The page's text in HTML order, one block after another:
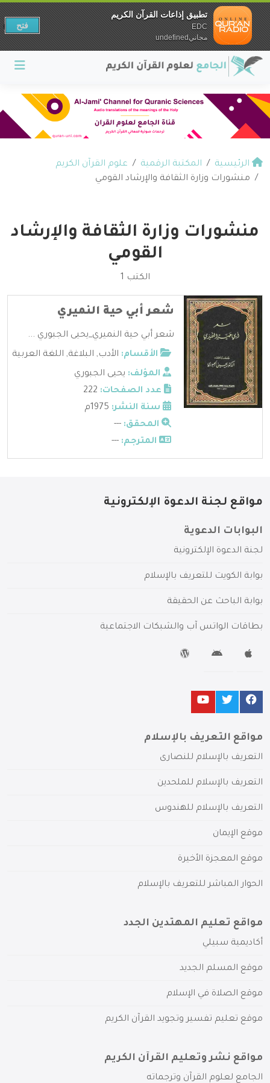
الرئيسية المكتبة الرقمية
علوم القرآن الكريم
منشورات وزارة الثقافة والإرشاد القومي
منشورات وزارة الثقافة والإرشاد
القومي
الكتب 1
شعر أبي حية النميري
شعر أبي حية النميري_يحيى الجبوري ...
الأقسام: الأدب, البلاغة, اللغة العربية
المؤلف: يحيى الجبوري
عدد الصفحات:
سنة النشر:
المحقق: ---
المترجم: ---
مواقع لجنة الدعوة الإلكترونية
البوابات الدعوية
لجنة الدعوة الإلكترونية
بوابة الكويت للتعريف بالإسلام
بوابة الباحث عن الحقيقة
بطاقات الواتس آب والشبكات الاجتماعية
مواقع التعريف بالإسلام
التعريف بالإسلام للنصارى
التعريف بالإسلام للملحدين
التعريف بالإسلام للهندوس
موقع الإيمان
موقع المعجزة الأخيرة
الحوار المباشر للتعريف بالإسلام
مواقع تعليم المهتدين الجدد
أكاديمية سبيلي
موقع المسلم الجديد
موقع الصلاة في الإسلام
موقع تعليم تفسير وتجويد القرآن الكريم
مواقع نشر وتعليم القرآن الكريم
الجامع لعلوم القرآن وترجماته
تطبيق إذاعات القرآن الكريم
EDC
مجانيundefined
فتح